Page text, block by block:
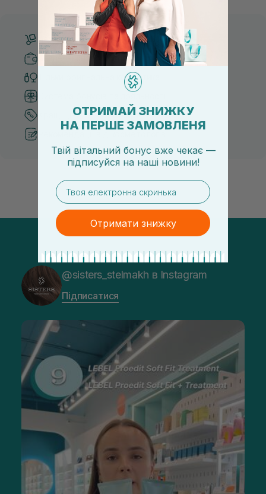
Безкоштовна доставка від 3000 UAH
Безпечні способи оплати
Тільки оригінальна косметика
Кращі ціни та топ товари
@sisters_stelmakh в Instagram
Підписатися
ОТРИМАЙ ЗНИЖКУ
НА ПЕРШЕ ЗАМОВЛЕНЯ
Твій вітальний бонус вже чекає —
підписуйся на наші новини!
email
Отримати знижку